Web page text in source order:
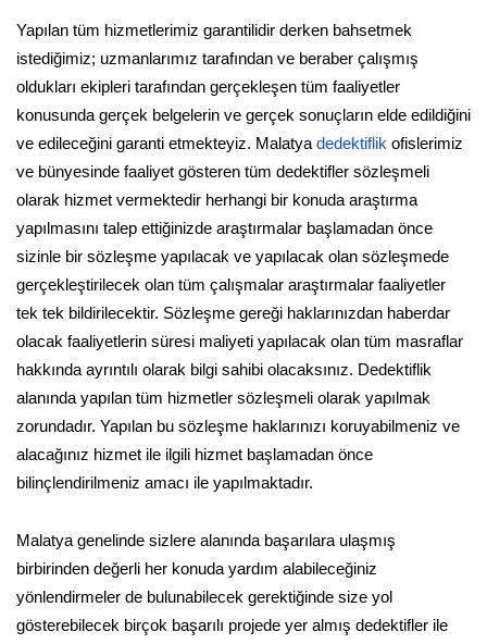
Yapılan tüm hizmetlerimiz garantilidir derken bahsetmek
istediğimiz; uzmanlarımız tarafından ve beraber çalışmış
oldukları ekipleri tarafından gerçekleşen tüm faaliyetler
konusunda gerçek belgelerin ve gerçek sonuçların elde edildiğini
ve edileceğini garanti etmekteyiz. Malatyadedektiflik ofislerimiz
ve bünyesinde faaliyet gösteren tüm dedektifler sözleşmeli
olarak hizmet vermektedir herhangi bir konuda araştırma
yapılmasını talep ettiğinizde araştırmalar başlamadan önce
sizinle bir sözleşme yapılacak ve yapılacak olan sözleşmede
gerçekleştirilecek olan tüm çalışmalar araştırmalar faaliyetler
tek tek bildirilecektir. Sözleşme gereği haklarınızdan haberdar
olacak faaliyetlerin süresi maliyeti yapılacak olan tüm masraflar
hakkında ayrıntılı olarak bilgi sahibi olacaksınız. Dedektiflik
alanında yapılan tüm hizmetler sözleşmeli olarak yapılmak
zorundadır. Yapılan bu sözleşme haklarınızı koruyabilmeniz ve
alacağınız hizmet ile ilgili hizmet başlamadan önce
bilinçlendirilmeniz amacı ile yapılmaktadır.
Malatya genelinde sizlere alanında başarılara ulaşmış
birbirinden değerli her konuda yardım alabileceğiniz
yönlendirmeler de bulunabilecek gerektiğinde size yol
gösterebilecek birçok başarılı projede yer almış dedektifler ile